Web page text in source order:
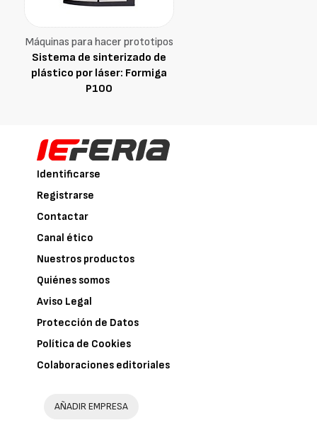
Máquinas para hacer prototipos
Sistema de sinterizado de
plástico por láser: Formiga
P100
Identificarse
Registrarse
Contactar
Canal ético
Nuestros productos
Quiénes somos
Aviso Legal
Protección de Datos
Política de Cookies
Colaboraciones editoriales
AÑADIR EMPRESA